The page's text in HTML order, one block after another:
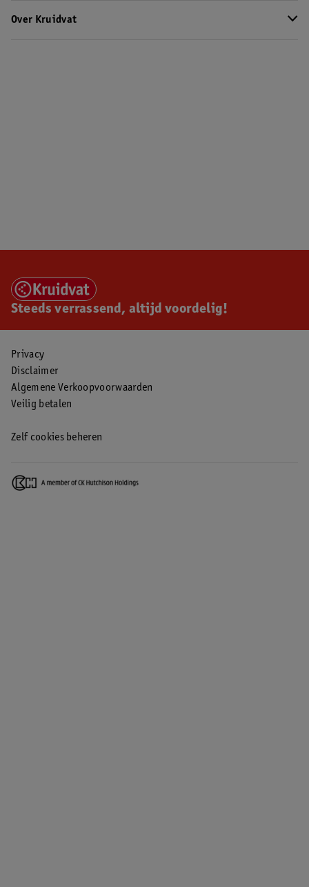
Over Kruidvat
Steeds verrassend, altijd voordelig!
Privacy
Disclaimer
Algemene Verkoopvoorwaarden
Veilig betalen
Zelf cookies beheren